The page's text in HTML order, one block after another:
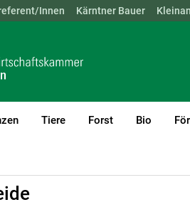
BGLD KTN NÖ OÖ SBG
Innen Kärntner Bauer
Tiere Forst Bio